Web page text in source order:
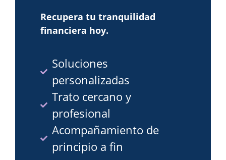
Recupera tu tranquilidad
financiera hoy.
Soluciones
personalizadas
Trato cercano y
profesional
Acompañamiento de
principio a fin